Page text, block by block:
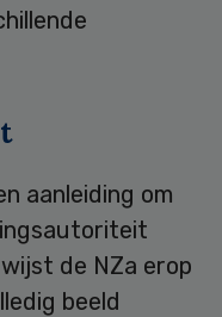
aanleiding om
de NZa erop
beeld